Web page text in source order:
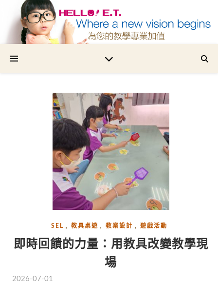
為您的教學專業加值
SEL , 教具桌遊 , 教案設計 , 遊戲活動
即時回饋的力量：用教具改變教學現
場
2026-07-01